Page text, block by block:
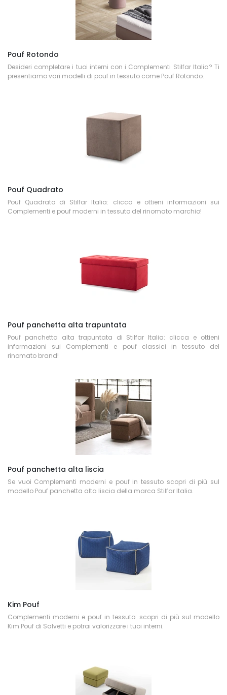
Pouf Rotondo
Desideri completare i tuoi interni con i Complementi Stilfar Italia? Ti
presentiamo vari modelli di pouf in tessuto come Pouf Rotondo.
Pouf Quadrato
Pouf Quadrato di Stilfar Italia: clicca e ottieni informazioni sui
Complementi e pouf moderni in tessuto del rinomato marchio!
Pouf panchetta alta trapuntata
Pouf panchetta alta trapuntata di Stilfar Italia: clicca e ottieni
informazioni sui Complementi e pouf classici in tessuto del
rinomato brand!
Pouf panchetta alta liscia
Se vuoi Complementi moderni e pouf in tessuto scopri di più sul
modello Pouf panchetta alta liscia della marca Stilfar Italia.
Kim Pouf
Complementi moderni e pouf in tessuto: scopri di più sul modello
Kim Pouf di Salvetti e potrai valorizzare i tuoi interni.